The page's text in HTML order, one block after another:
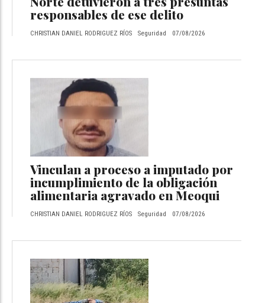
responsables de ese delito
CHRISTIAN DANIEL RODRIGUEZ RÍOS Seguridad 07/08/2026
Vinculan a proceso a imputado por
incumplimiento de la obligación
alimentaria agravado en Meoqui
CHRISTIAN DANIEL RODRIGUEZ RÍOS Seguridad 07/08/2026